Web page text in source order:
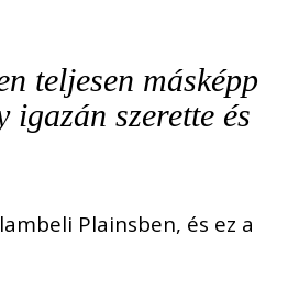
teljesen másképp
szerette és
Plainsben, és ez a